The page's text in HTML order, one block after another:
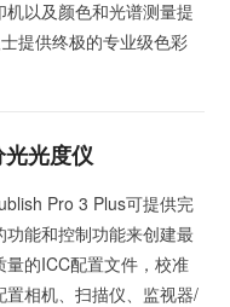
机以及颜色和光谱测量提
提供终极的专业级色彩
光度仪
Pro 3 Plus可提供完
功能和控制功能来创建最
量的ICC配置文件，校准
置相机、扫描仪、监视器/